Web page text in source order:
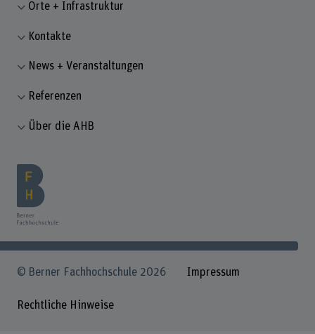
Orte + Infrastruktur
Kontakte
News + Veranstaltungen
Referenzen
Über die AHB
© Berner Fachhochschule 2026 Impressum
Rechtliche Hinweise